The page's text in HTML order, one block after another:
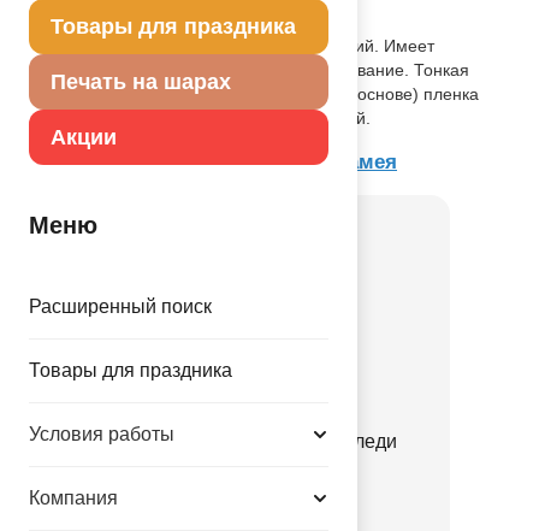
Товары для праздника
Печать на шарах
Акции
Меню
Расширенный поиск
Товары для праздника
Условия работы
Компания
Описание товара
При надувании используется только гелий. Имеет
встроенный клапан - что упрощает надувание. Тонкая
миларовая (фольга на полиэтиленовой основе) пленка
позволяет шарам не сдуваться до 7 дней.
Товар из коллекцииПринцесса Камея
Р 18" РУС С ДР Милая леди